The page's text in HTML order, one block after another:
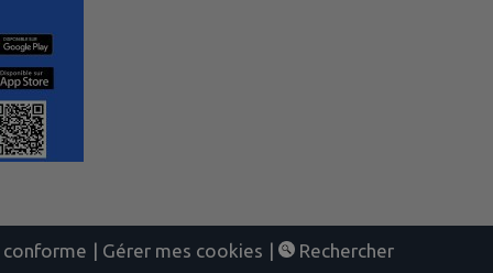
| Gérer mes cookies |
Rechercher